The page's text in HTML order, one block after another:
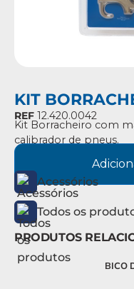
KIT
REF 12.420.0042
Kit Borracheiro com
calibrador de pneus.
Acessórios
Todos os
PRODUTOS
BICO